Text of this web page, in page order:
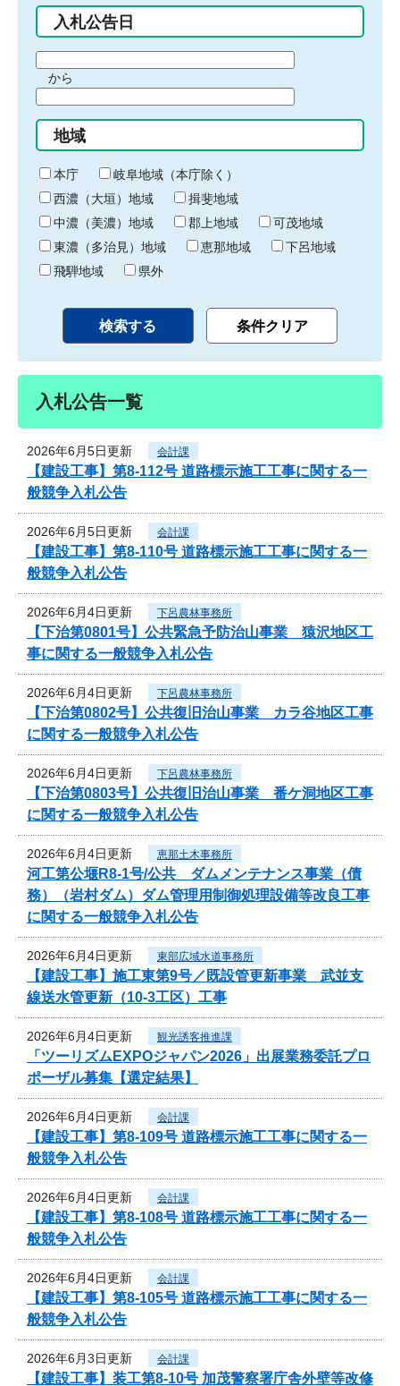
入札公告日
間
始
り
から
間
終
わ
り
地域
本庁
岐阜地域（本庁除く）
西濃（大垣）地域
揖斐地域
中濃（美濃）地域
郡上地域
可茂地域
東濃（多治見）地域
恵那地域
下呂地域
飛騨地域
県外
入札公告一覧
2026年6月5日更新 会計課
【建設工事】第8-112号 道路標示施工工事に関する一
般競争入札公告
2026年6月5日更新 会計課
【建設工事】第8-110号 道路標示施工工事に関する一
般競争入札公告
2026年6月4日更新 下呂農林事務所
【下治第0801号】公共緊急予防治山事業 猿沢地区工
事に関する一般競争入札公告
2026年6月4日更新 下呂農林事務所
【下治第0802号】公共復旧治山事業 カラ谷地区工事
に関する一般競争入札公告
2026年6月4日更新 下呂農林事務所
【下治第0803号】公共復旧治山事業 番ケ洞地区工事
に関する一般競争入札公告
2026年6月4日更新 恵那土木事務所
河工第公堰R8-1号/公共 ダムメンテナンス事業（債
務）（岩村ダム）ダム管理用制御処理設備等改良工事
に関する一般競争入札公告
2026年6月4日更新 東部広域水道事務所
【建設工事】施工東第9号／既設管更新事業 武並支
線送水管更新（10-3工区）工事
2026年6月4日更新 観光誘客推進課
「ツーリズムEXPOジャパン2026」出展業務委託プロ
ポーザル募集【選定結果】
2026年6月4日更新 会計課
【建設工事】第8-109号 道路標示施工工事に関する一
般競争入札公告
2026年6月4日更新 会計課
【建設工事】第8-108号 道路標示施工工事に関する一
般競争入札公告
2026年6月4日更新 会計課
【建設工事】第8-105号 道路標示施工工事に関する一
般競争入札公告
2026年6月3日更新 会計課
【建設工事】装工第8-10号 加茂警察署庁舎外壁等改修